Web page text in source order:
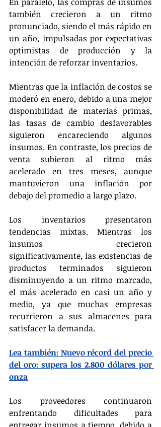
también crecieron a un ritmo
pronunciado, siendo el más rápido en
un año, impulsadas por expectativas
optimistas de producción y la
intención de reforzar inventarios.
Mientras que la inflación de costos se
moderó en enero, debido a una mejor
disponibilidad de materias primas,
las tasas de cambio desfavorables
siguieron encareciendo algunos
insumos. En contraste, los precios de
venta subieron al ritmo más
acelerado en tres meses, aunque
mantuvieron una inflación por
debajo del promedio a largo plazo.
Los inventarios presentaron
tendencias mixtas. Mientras los
insumos crecieron
significativamente, las existencias de
productos terminados siguieron
disminuyendo a un ritmo marcado,
el más acelerado en casi un año y
medio, ya que muchas empresas
recurrieron a sus almacenes para
satisfacer la demanda.
Lea también: Nuevo récord del precio
del oro: supera los 2.800 dólares por
onza
Los proveedores continuaron
enfrentando dificultades para